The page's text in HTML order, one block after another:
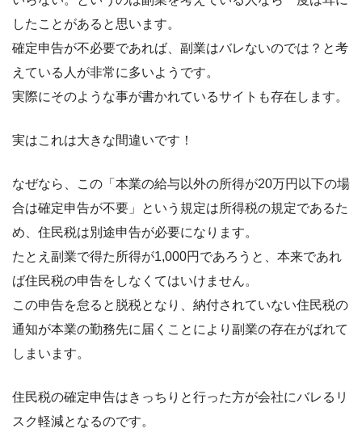
したことがあると思います。
確定申告が不必要であれば、副業はバレないのでは？と考
えている人が非常に多いようです。
実際にそのような事が書かれているサイトも存在します。
実はこれは大きな間違いです！
なぜなら、この「本業の給与以外の所得が20万円以下の場
合は確定申告が不要」という規定は所得税の規定であるた
め、 住民税は別途申告が必要になります。
たとえ副業で得た所得が1,000円であろうと、本来であれ
ば住民税の申告をしなくてはいけません。
この申告を怠ると脱税となり、納付されていない住民税の
通知が本業の勤務先に届くことにより副業の存在がばれて
しまいます。
住民税の確定申告はきっちりと行った方が会社にバレるリ
スク軽減となるのです。